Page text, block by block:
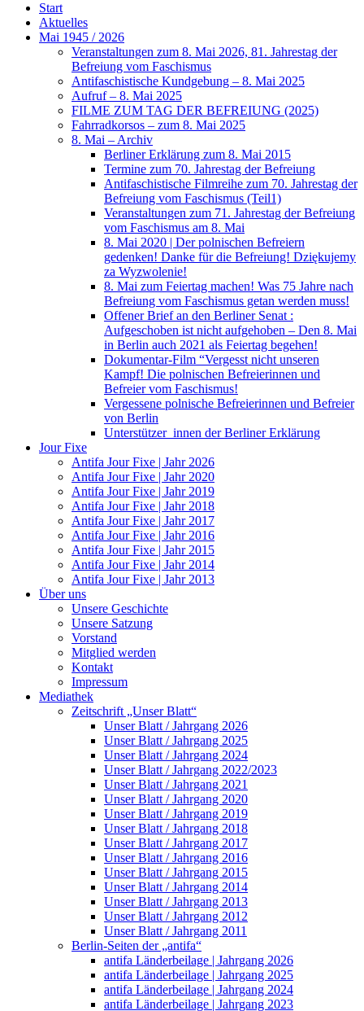
Start
Aktuelles
Mai 1945 / 2026
Veranstaltungen zum 8. Mai 2026, 81. Jahrestag der
Befreiung vom Faschismus
Antifaschistische Kundgebung – 8. Mai 2025
Aufruf – 8. Mai 2025
FILME ZUM TAG DER BEFREIUNG (2025)
Fahrradkorsos – zum 8. Mai 2025
8. Mai – Archiv
Berliner Erklärung zum 8. Mai 2015
Termine zum 70. Jahrestag der Befreiung
Antifaschistische Filmreihe zum 70. Jahrestag der
Befreiung vom Faschismus (Teil1)
Veranstaltungen zum 71. Jahrestag der Befreiung
vom Faschismus am 8. Mai
8. Mai 2020 | Der polnischen Befreiern
gedenken! Danke für die Befreiung! Dziękujemy
za Wyzwolenie!
8. Mai zum Feiertag machen! Was 75 Jahre nach
Befreiung vom Faschismus getan werden muss!
Offener Brief an den Berliner Senat :
Aufgeschoben ist nicht aufgehoben – Den 8. Mai
in Berlin auch 2021 als Feiertag begehen!
Dokumentar-Film “Vergesst nicht unseren
Kampf! Die polnischen Befreierinnen und
Befreier vom Faschismus!
Vergessene polnische Befreierinnen und Befreier
von Berlin
Unterstützer_innen der Berliner Erklärung
Jour Fixe
Antifa Jour Fixe | Jahr 2026
Antifa Jour Fixe | Jahr 2020
Antifa Jour Fixe | Jahr 2019
Antifa Jour Fixe | Jahr 2018
Antifa Jour Fixe | Jahr 2017
Antifa Jour Fixe | Jahr 2016
Antifa Jour Fixe | Jahr 2015
Antifa Jour Fixe | Jahr 2014
Antifa Jour Fixe | Jahr 2013
Über uns
Unsere Geschichte
Unsere Satzung
Vorstand
Mitglied werden
Kontakt
Impressum
Mediathek
Zeitschrift „Unser Blatt“
Unser Blatt / Jahrgang 2026
Unser Blatt / Jahrgang 2025
Unser Blatt / Jahrgang 2024
Unser Blatt / Jahrgang 2022/2023
Unser Blatt / Jahrgang 2021
Unser Blatt / Jahrgang 2020
Unser Blatt / Jahrgang 2019
Unser Blatt / Jahrgang 2018
Unser Blatt / Jahrgang 2017
Unser Blatt / Jahrgang 2016
Unser Blatt / Jahrgang 2015
Unser Blatt / Jahrgang 2014
Unser Blatt / Jahrgang 2013
Unser Blatt / Jahrgang 2012
Unser Blatt / Jahrgang 2011
Berlin-Seiten der „antifa“
antifa Länderbeilage | Jahrgang 2026
antifa Länderbeilage | Jahrgang 2025
antifa Länderbeilage | Jahrgang 2024
antifa Länderbeilage | Jahrgang 2023